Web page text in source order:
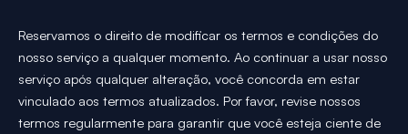
Reservamos o direito de modificar os termos e condições do
nosso serviço a qualquer momento. Ao continuar a usar nosso
serviço após qualquer alteração, você concorda em estar
vinculado aos termos atualizados. Por favor, revise nossos
termos regularmente para garantir que você esteja ciente de